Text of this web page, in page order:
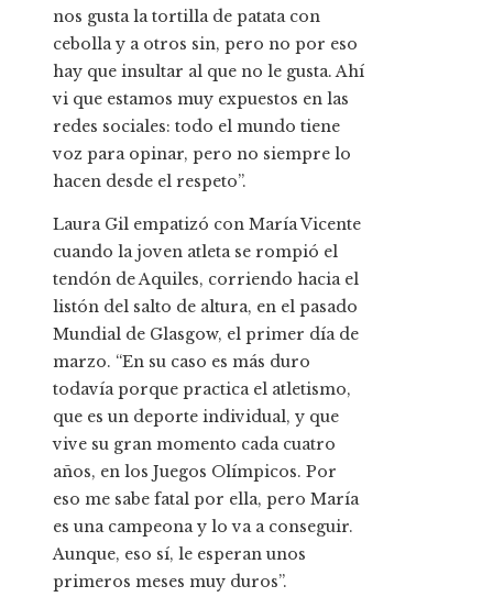
nos gusta la tortilla de patata con
cebolla y a otros sin, pero no por eso
hay que insultar al que no le gusta. Ahí
vi que estamos muy expuestos en las
redes sociales: todo el mundo tiene
voz para opinar, pero no siempre lo
hacen desde el respeto”.
Laura Gil empatizó con María Vicente
cuando la joven atleta se rompió el
tendón de Aquiles, corriendo hacia el
listón del salto de altura, en el pasado
Mundial de Glasgow, el primer día de
marzo. “En su caso es más duro
todavía porque practica el atletismo,
que es un deporte individual, y que
vive su gran momento cada cuatro
años, en los Juegos Olímpicos. Por
eso me sabe fatal por ella, pero María
es una campeona y lo va a conseguir.
Aunque, eso sí, le esperan unos
primeros meses muy duros”.